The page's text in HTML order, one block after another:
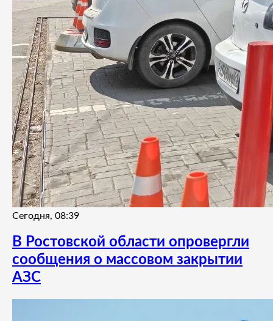
Сегодня, 08:39
В Ростовской области опровергли
сообщения о массовом закрытии
АЗС